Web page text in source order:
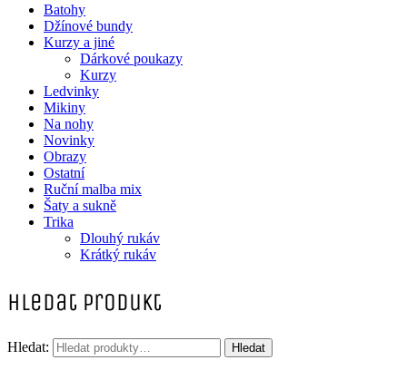
Batohy
Džínové bundy
Kurzy a jiné
Dárkové poukazy
Kurzy
Ledvinky
Mikiny
Na nohy
Novinky
Obrazy
Ostatní
Ruční malba mix
Šaty a sukně
Trika
Dlouhý rukáv
Krátký rukáv
Hledat produkt
Hledat: Hledat